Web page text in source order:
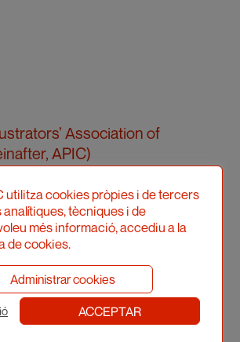
Association of
APIC)
96, pral. 2a
hours
from 10.00 am to 2.00 pm
utilitza cookies pròpies i de tercers
tècniques i de
més informació, accediu a la
de cookies.
Administrar cookies
ACCEPTAR